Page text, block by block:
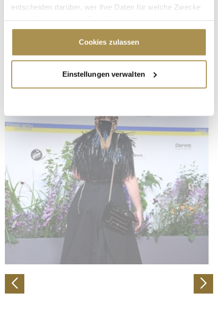
entscheiden darüber, wer Ihre Daten für welche Zwecke
Cookie-Erklärung oder durch Klicken auf das Privacy
Trigger Symbol ändern oder widerrufen
Informationen über Ihre geografische Lage
erfassen, welche bis auf einige Meter genau sein
bestimmten Merkmalen (Fingerprinting) identifizieren
Erfahren Sie mehr darüber, wie Ihre persönlichen Daten
verarbeitet werden, und legen Sie Ihre Präferenzen im
Abschnitt Einzelheiten
fest.
Wir verwenden Cookies, um Inhalte und Anzeigen zu
personalisieren, Funktionen für soziale Medien anbieten
zu können und die Zugriffe auf unsere Website zu
analysieren. Außerdem geben wir Informationen zu Ihrer
Verwendung unserer Website an unsere Partner für
soziale Medien, Werbung und Analysen weiter. Unsere
Partner führen diese Informationen möglicherweise mit
haben oder die sie im Rahmen Ihrer Nutzung der Dienste
gesammelt haben.
Cookies zulassen
Einstellungen verwalten